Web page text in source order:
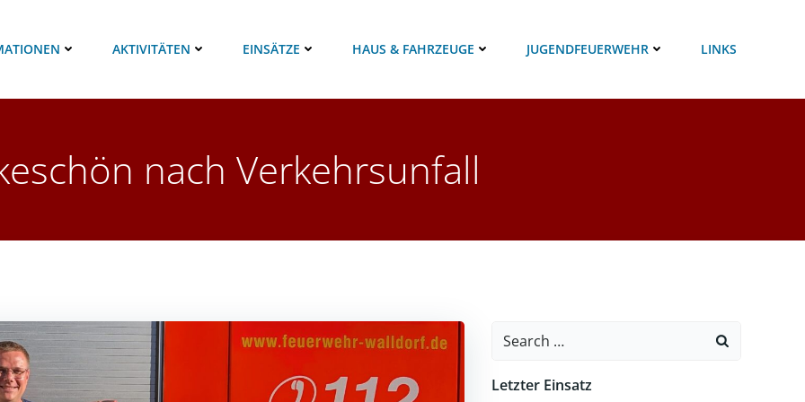
AKTIVITÄTEN EINSÄTZE HAUS & FAHRZEUGE JUGENDFEUERWEHR LINKS
nach Verkehrsunfall
Search
Letzter Einsatz